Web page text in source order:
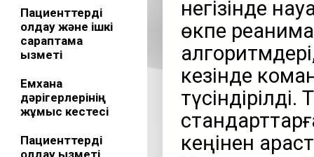
Пациенттерді
қолдау және ішкі
сараптама
қызметі
Емхана
дәрігерлерінің
жұмыс кестесі
Пациенттерді
қолдау қызметі
негізінде
өкпе
кезінде
кеңінен